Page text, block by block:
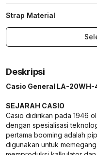
Strap Material
Deskripsi
Casio General LA-20WH-
SEJARAH CASIO
Casio didirikan pada 1946
dengan spesialisasi
pertama booming adalah
digunakan untuk